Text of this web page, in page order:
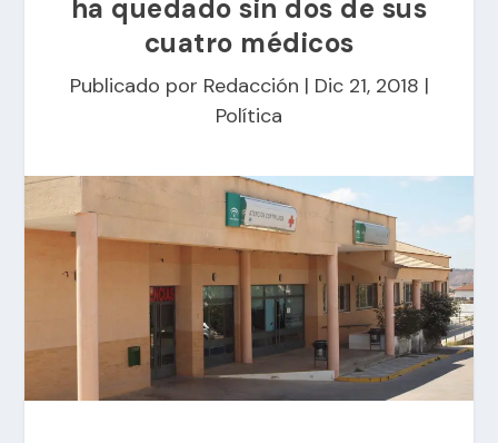
ha quedado sin dos de sus
cuatro médicos
Publicado por Redacción | Dic 21, 2018 |
Política